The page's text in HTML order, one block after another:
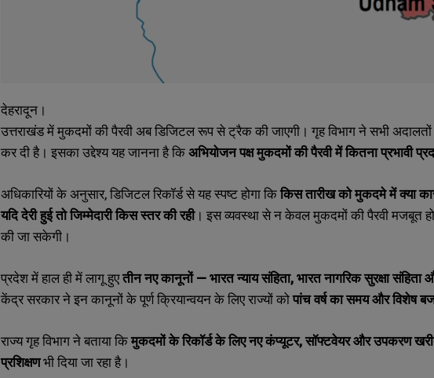
m
e
*
m
a
*
u
m
b
e
r
m
e
*
m
a
*
u
m
b
e
r
देहरादून।
उत्तराखंड में मुकदमों की पैरवी अब डिजिटल रूप से ट्रैक की जाएगी। गृह विभाग ने सभी
कर दी है। इसका उद्देश्य यह जानना है किअभियोजन पक्ष मुकदमों की पैरवी में कितना प्रभावी
अधिकारियों के अनुसार,डिजिटल रिकॉर्ड से यह स्पष्ट होगा किकिस तारीख को मुकदमे में क्या
यदि देरी हुई तो जिम्मेदारी किस स्तर की रही। इस व्यवस्था से न केवल मुकदमों की पैरवी मजबूत
की जा सकेगी।
प्रदेश में हाल ही में लागू हुएतीन नए कानूनों — भारत न्याय संहिता,भारत नागरिक सुरक्षा संहिता
केंद्र सरकार ने इन कानूनों के पूर्ण क्रियान्वयन के लिए राज्यों कोपांच वर्ष का समय और विशेष
राज्य गृह विभाग ने बताया किमुकदमों के रिकॉर्ड के लिए नए कंप्यूटर,सॉफ्टवेयर और उपकरण
प्रशिक्षणभी दिया जा रहा है।